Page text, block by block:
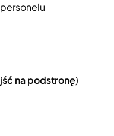
na podstronę)